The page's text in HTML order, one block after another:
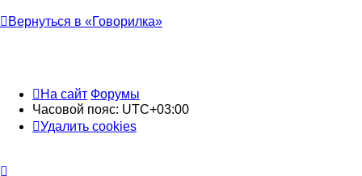
Вернуться в «Говорилка»
На сайт Форумы
Часовой пояс: UTC+03:00
Удалить cookies